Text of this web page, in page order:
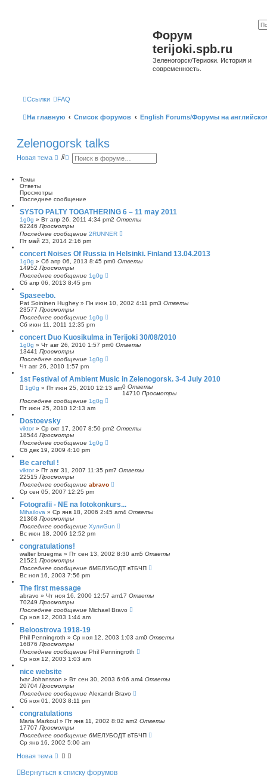
Форум
terijoki.spb.ru
Зеленогорск/Териоки. История и
современность.
Ссылки FAQ
На главную Список форумов English Forums/Форумы на
Zelenogorsk talks
Новая тема
П Р
е
н
ы
й
п
о
с
к
Темы
Ответы
Просмотры
Последнее сообщение
SYSTO PALTY TOGATHERING 6 – 11 may 2011
1g0g » Вт апр 26, 2011 4:34 pm2 Ответы
62246 Просмотры
Последнее сообщение 2RUNNER
Пт май 23, 2014 2:16 pm
concert Noises Of Russia in Helsinki. Finland 13.04.2013
1g0g » Сб апр 06, 2013 8:45 pm0 Ответы
14952 Просмотры
Последнее сообщение 1g0g
Сб апр 06, 2013 8:45 pm
Spaseebo.
Pat Soininen Hughey » Пн июн 10, 2002 4:11 pm3 Ответы
23577 Просмотры
Последнее сообщение 1g0g
Сб июн 11, 2011 12:35 pm
concert Duo Kuosikulma in Terijoki 30/08/2010
1g0g » Чт авг 26, 2010 1:57 pm0 Ответы
13441 Просмотры
Последнее сообщение 1g0g
Чт авг 26, 2010 1:57 pm
1st Festival of Ambient Music in Zelenogorsk. 3-4 July 2010
1g0g » Пт июн 25, 2010 12:13 am0 Ответы
14710 Просмотры
Последнее сообщение 1g0g
Пт июн 25, 2010 12:13 am
Dostoevsky
viktor» Ср окт 17, 2007 8:50 pm2 Ответы
18544 Просмотры
Последнее сообщение 1g0g
Сб дек 19, 2009 4:10 pm
Be careful !
viktor» Пт авг 31, 2007 11:35 pm7 Ответы
22515 Просмотры
Последнее сообщение abravo
Ср сен 05, 2007 12:25 pm
Fotografii - NE na fotokonkurs...
Mihailova » Ср янв 18, 2006 2:45 am4 Ответы
21368 Просмотры
Последнее сообщение ХулиGun
Вс июн 18, 2006 12:52 pm
congratulations!
walter bruegma » Пт сен 13, 2002 8:30 am5 Ответы
21521 Просмотры
Последнее сообщение бМЕЛУБОДТ вТБЧП
Вс ноя 16, 2003 7:56 pm
The first message
abravo » Чт ноя 16, 2000 12:57 am17 Ответы
70249 Просмотры
Последнее сообщение Michael Bravo
Ср ноя 12, 2003 1:44 am
Beloostrova 1918-19
Phil Penningroth » Ср ноя 12, 2003 1:03 am0 Ответы
16876 Просмотры
Последнее сообщение Phil Penningroth
Ср ноя 12, 2003 1:03 am
nice website
Ivar Johansson » Вт сен 30, 2003 6:06 am4 Ответы
20704 Просмотры
Последнее сообщение Alexandr Bravo
Сб ноя 01, 2003 8:11 pm
congratulations
Maria Markoul » Пт янв 11, 2002 8:02 am2 Ответы
17707 Просмотры
Последнее сообщение бМЕЛУБОДТ вТБЧП
Ср янв 16, 2002 5:00 am
Новая тема
Вернуться к списку форумов